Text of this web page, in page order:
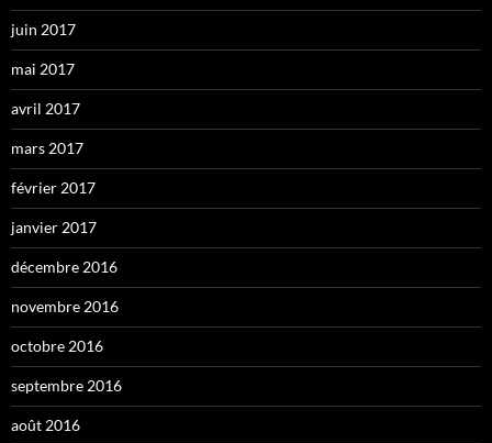
juin 2017
mai 2017
avril 2017
mars 2017
février 2017
janvier 2017
décembre 2016
novembre 2016
octobre 2016
septembre 2016
août 2016